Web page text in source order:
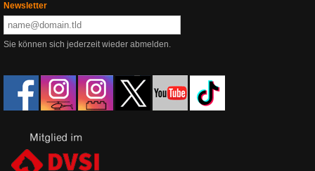
Newsletter
Sie können sich jederzeit wieder abmelden.